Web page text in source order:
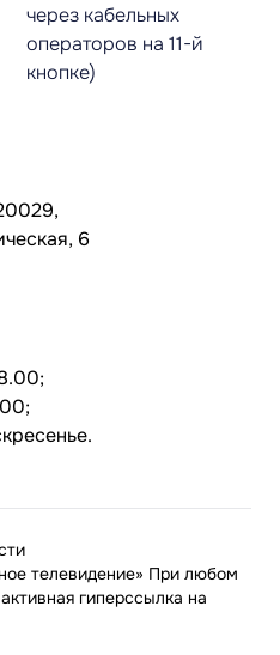
через кабельных
операторов на 11-й
кнопке)
6
телевидение» При любом
гиперссылка на